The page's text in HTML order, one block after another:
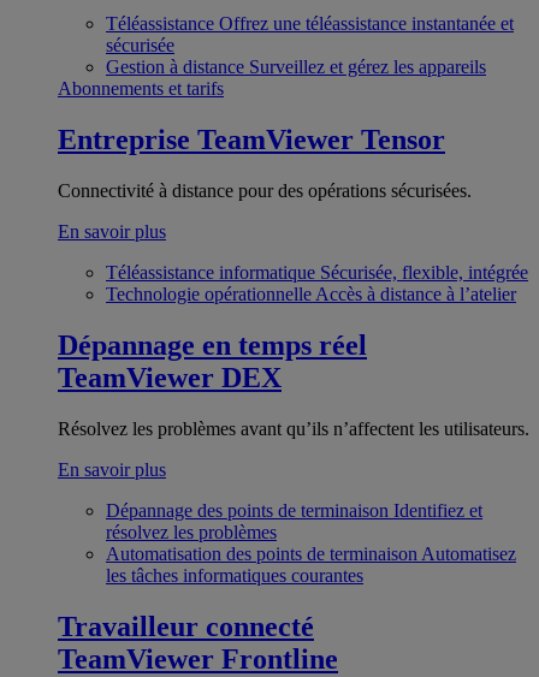
Téléassistance Offrez une téléassistance instantanée et
sécurisée
Gestion à distance Surveillez et gérez les appareils
Abonnements et tarifs
Entreprise TeamViewer Tensor
Connectivité à distance pour des opérations sécurisées.
En savoir plus
Téléassistance informatique Sécurisée, flexible, intégrée
Technologie opérationnelle Accès à distance à l’atelier
Dépannage en temps réel
TeamViewer DEX
Résolvez les problèmes avant qu’ils n’affectent les utilisateurs.
En savoir plus
Dépannage des points de terminaison Identifiez et
résolvez les problèmes
Automatisation des points de terminaison Automatisez
les tâches informatiques courantes
Travailleur connecté
TeamViewer Frontline